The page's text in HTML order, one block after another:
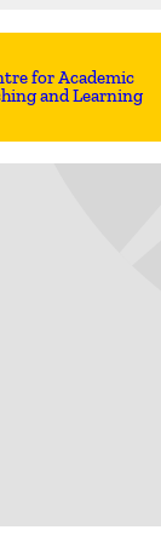
for Academic
and Learning